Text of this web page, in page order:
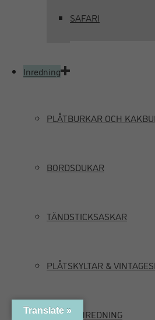
SAFARI
Inredning
PLÅTBURKAR OCH
BORDSDUKAR
TÄNDSTICKSASKAR
PLÅTSKYLTAR &
MARIN INREDNING
Translate »